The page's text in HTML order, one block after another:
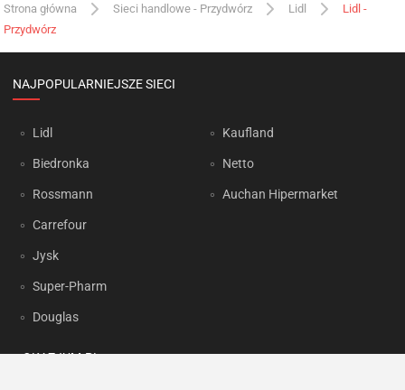
Strona główna Sieci handlowe - Przydwórz Lidl
Lidl -
Przydwórz
NAJPOPULARNIEJSZE SIECI
Lidl
Biedronka
Rossmann
Carrefour
Jysk
Super-Pharm
Douglas
Kaufland
Netto
Auchan Hipermarket
OKAZJUM.PL